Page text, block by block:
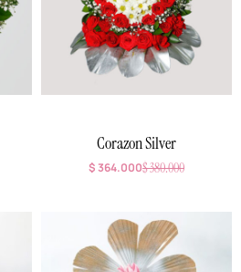
Corazon Silver
$380.000
$364.000